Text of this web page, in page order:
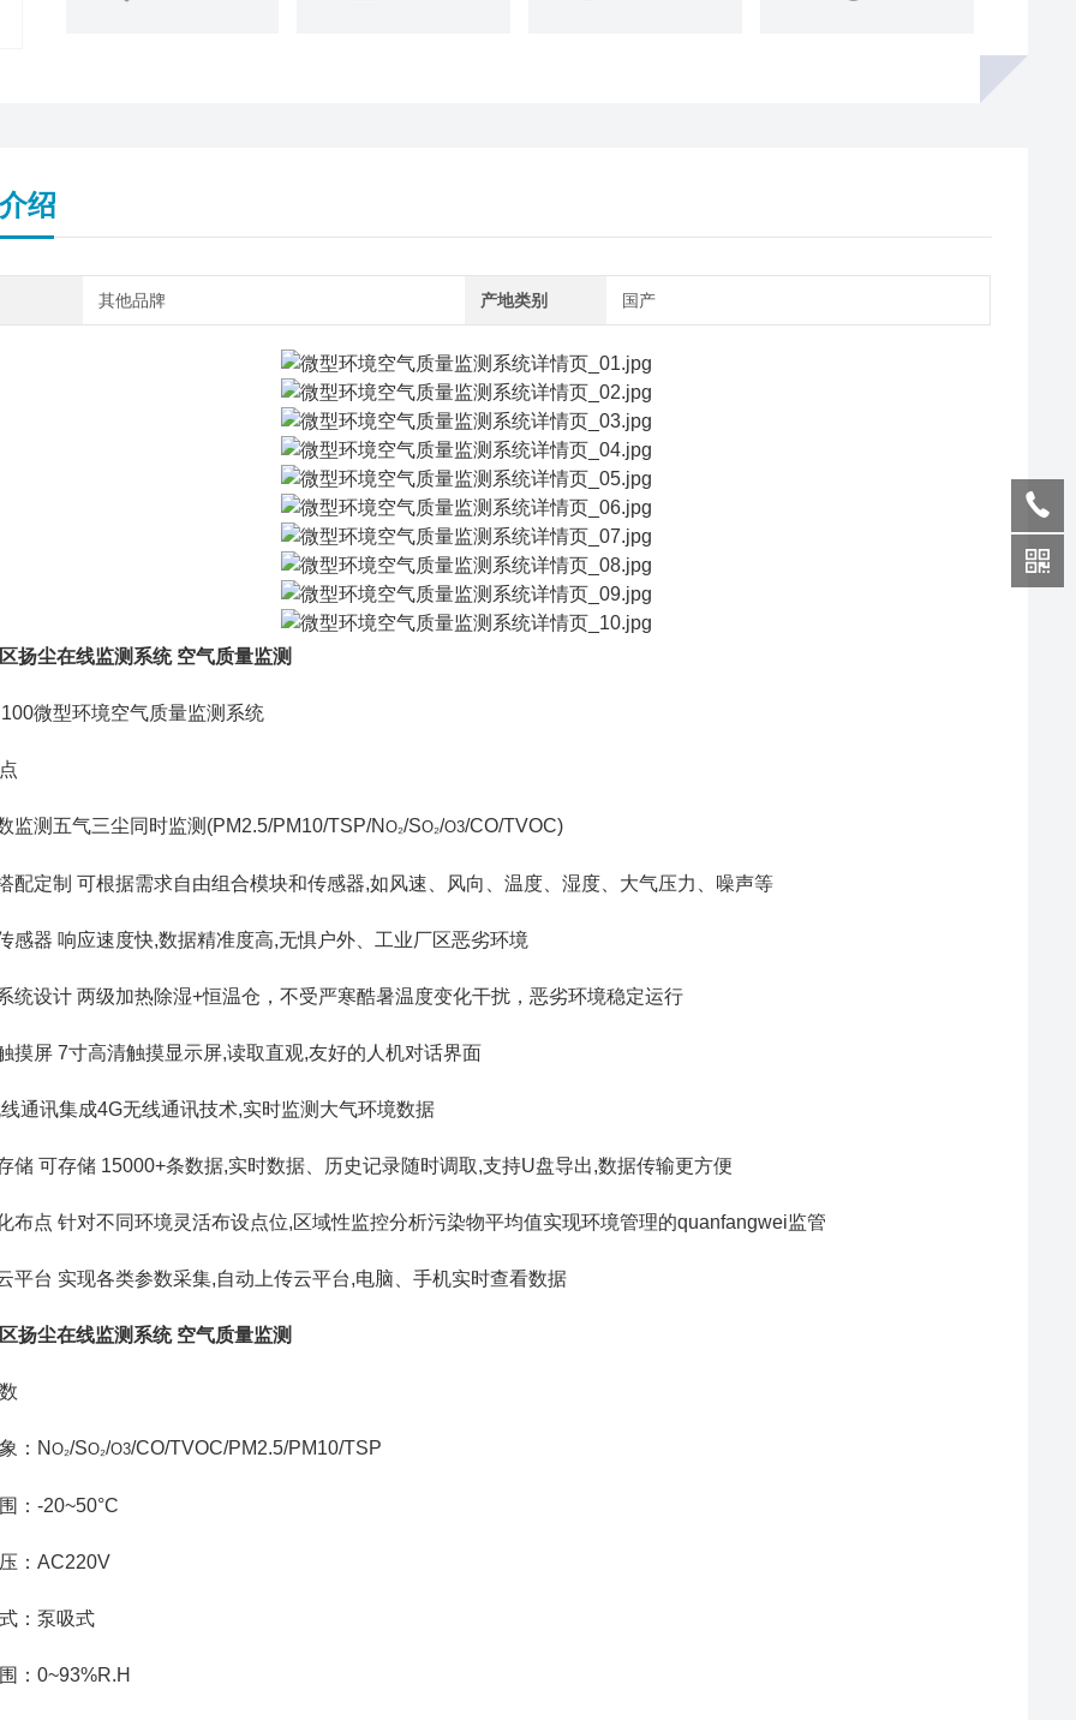
绍
其他品牌 产地类别 国产
扬尘在线监测系统 空气质量监测
微型环境空气质量监测系统
监测五气三尘同时监测(PM2.5/PM10/TSP/N O₂/SO₂/O3/CO/TVOC)
配定制 可根据需求自由组合模块和传感器,如风速、风向、温度、湿度、大气压力、噪声等
感器 响应速度快,数据精准度高,无惧户外、工业厂区恶劣环境
统设计 两级加热除湿+恒温仓，不受严寒酷暑温度变化干扰，恶劣环境稳定运行
摸屏 7寸高清触摸显示屏,读取直观,友好的人机对话界面
通讯集成4G无线通讯技术,实时监测大气环境数据
储 可存储 15000+条数据,实时数据、历史记录随时调取,支持U盘导出,数据传输更方便
布点 针对不同环境灵活布设点位,区域性监控分析污染物平均值实现环境管理的quanfangwei监管
平台 实现各类参数采集,自动上传云平台,电脑、手机实时查看数据
扬尘在线监测系统 空气质量监测
：N O₂/SO₂/O3/CO/TVOC/PM2.5/PM10/TSP
：-20~50°C
：AC220V
：泵吸式
：0~93%R.H